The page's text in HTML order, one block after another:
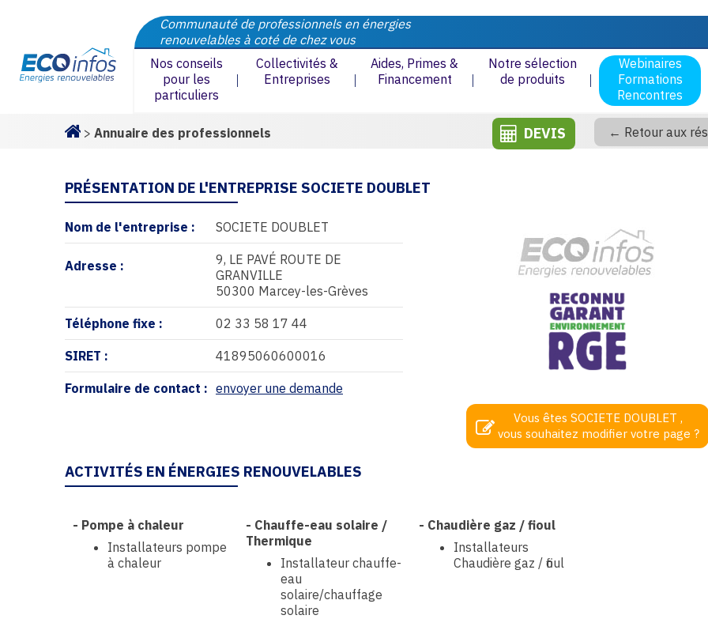
Communauté de professionnels en énergies
renouvelables à coté de chez vous
Nos conseils
pour les
particuliers
Collectivités &
Entreprises
Aides, Primes &
Financement
Notre sélection
de produits
Webinaires
Formations
Rencontres
> Annuaire des professionnels DEVIS ← Retour aux
PRÉSENTATION DE L'ENTREPRISE SOCIETE DOUBLET
Nom de l'entreprise : SOCIETE DOUBLET
Adresse :
9, LE PAVÉ ROUTE DE
GRANVILLE
50300 Marcey-les-Grèves
Téléphone fixe : 02 33 58 17 44
SIRET : 41895060600016
Formulaire de contact : envoyer une demande
Vous êtes SOCIETE DOUBLET ,
vous souhaitez modifier votre page ?
ACTIVITÉS EN ÉNERGIES RENOUVELABLES
- Pompe à chaleur
Installateurs pompe
à chaleur
- Chauffe-eau solaire /
Thermique
Installateur chauffe-
eau
solaire/chauffage
solaire
- Chaudière gaz / fioul
Installateurs
Chaudière gaz / fioul